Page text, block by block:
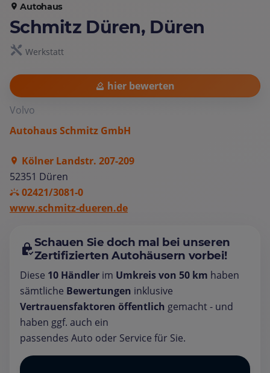
Autohaus
Schmitz Düren, Düren
Werkstatt
hier bewerten
Volvo
Autohaus Schmitz GmbH
Kölner Landstr. 207-209
52351 Düren
02421/3081-0
www.schmitz-dueren.de
Schauen Sie doch mal bei unseren
Zertifizierten Autohäusern vorbei!
Diese 10 Händler im Umkreis von 50 km haben
sämtliche Bewertungen inklusive
Vertrauensfaktoren öffentlich gemacht - und
haben ggf. auch ein
passendes Auto oder Service für Sie.